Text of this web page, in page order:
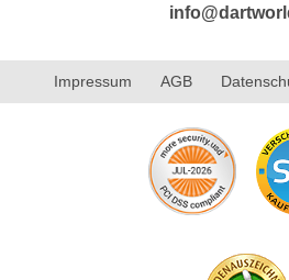
Impressum AGB